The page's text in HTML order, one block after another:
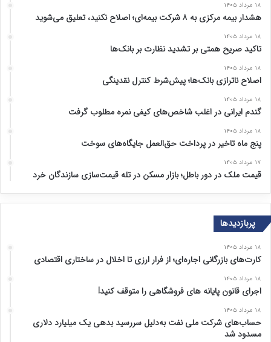
۱۸ مرداد ۱۴۰۵
هشدار بیمه مرکزی به ۸ شرکت بیمه‌ای؛ اصلاح نکنید، تعلیق می‌شوید
۱۸ مرداد ۱۴۰۵
تاکید صریح همتی بر تشدید نظارت بر بانک‌ها
۱۸ مرداد ۱۴۰۵
اصلاح ناترازی بانک‌ها؛ پیش‌شرط کنترل نقدینگی
۱۸ مرداد ۱۴۰۵
گندم ایرانی در اغلب شاخص‌های کیفی نمره مطلوب گرفت
۱۸ مرداد ۱۴۰۵
پنج ماه تاخیر در پرداخت حق‌العمل جایگاه‌های سوخت
۱۷ مرداد ۱۴۰۵
قیمت ملک در دور باطل؛ بازار مسکن در تله قیمت‌سازی سازندگان خرد
پربازدیدها
۱۸ مرداد ۱۴۰۵
کارت‌های بازرگانی اجاره‌ای؛ از فرار ارزی تا اخلال در ساختاری اقتصادی
۱۸ مرداد ۱۴۰۵
اجرای قانون پایانه های فروشگاهی را متوقف کنید!
۱۸ مرداد ۱۴۰۵
حساب‌های شرکت ملی نفت به‌دلیل سررسید بدهی یک میلیارد دلاری
مسدود شد